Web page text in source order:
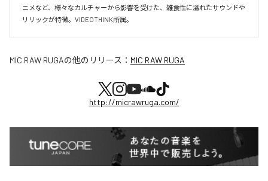
ニメなど、様々なカルチャーから影響を受けた、雑食性に溢れたサウンドや
リリックが特徴。VIDEOTHINK所属。
MIC RAW RUGAの他のリリース： MIC RAW RUGA
http://micrawruga.com/